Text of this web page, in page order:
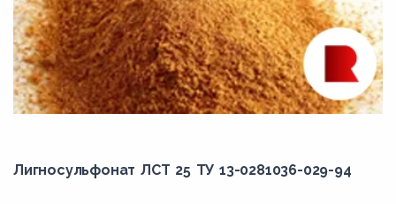
Лигносульфонат ЛСТ 25 ТУ 13-0281036-029-94